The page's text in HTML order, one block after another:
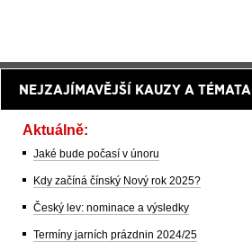
NEJZAJÍMAVĚJŠÍ KAUZY A TÉMATA
Aktuálně:
Jaké bude počasí v únoru
Kdy začíná čínský Nový rok 2025?
Český lev: nominace a výsledky
Termíny jarních prázdnin 2024/25